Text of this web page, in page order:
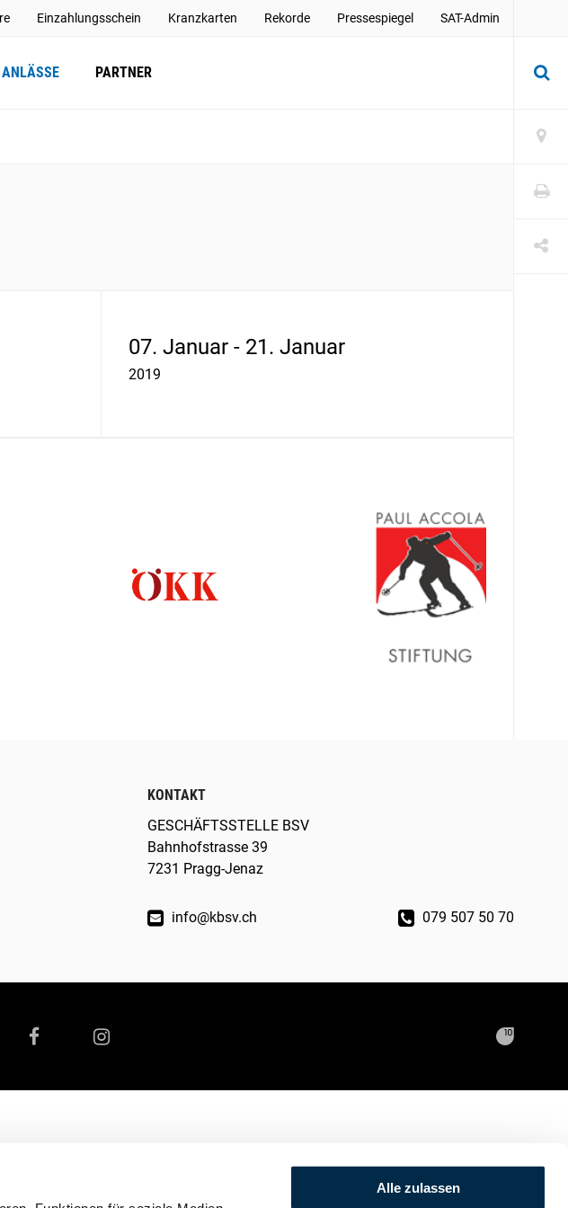
Alle zulassen
Einzahlungsschein Kranzkarten Rekorde Pressespiegel SAT-Admin
ANLÄSSE PARTNER
07. Januar - 21. Januar
2019
KONTAKT
GESCHÄFTSSTELLE BSV
Bahnhofstrasse 39
7231 Pragg-Jenaz
info@kbsv.ch 079 507 50 70